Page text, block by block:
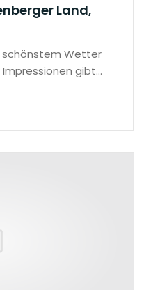
Land,
schönstem Wetter
Impressionen gibt…